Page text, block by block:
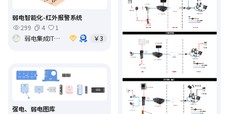
弱电智能化-红外报警系统
299
4
1
弱电集成IT基础架构运维
￥3
强电、弱电图库